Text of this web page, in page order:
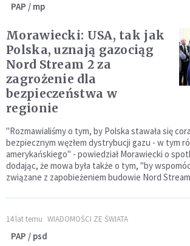
PAP / mp
Morawiecki: USA, tak jak
Polska, uznają gazociąg
Nord Stream 2 za
zagrożenie dla
bezpieczeństwa w
regionie
"Rozmawialiśmy o tym, by Polska stawała się
bezpiecznym węzłem dystrybucji gazu - w tym
amerykańskiego" - powiedział Morawiecki o
dodając, że mowa była także o tym, "by
związane z zapobieżeniem budowie Nord
14 lat temu WIADOMOŚCI ZE ŚWIATA
PAP / psd